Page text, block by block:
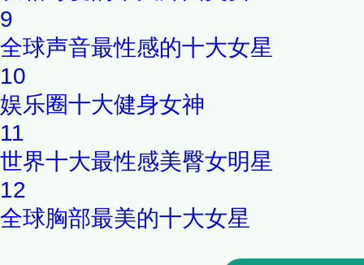
9
全球声音最性感的十大女星
10
娱乐圈十大健身女神
11
世界十大最性感美臀女明星
12
全球胸部最美的十大女星